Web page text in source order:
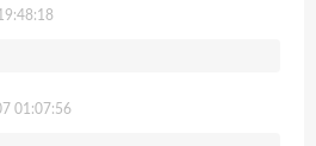
01:07:56